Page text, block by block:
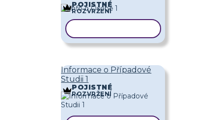
POJISTNÉ
ROZVRŽENÍ
Informace o Případové
Studii 1
POJISTNÉ
ROZVRŽENÍ